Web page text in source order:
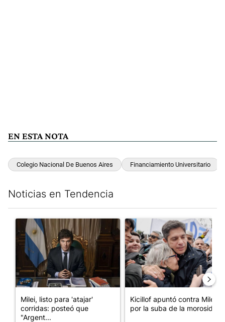
EN ESTA NOTA
Colegio Nacional De Buenos Aires Financiamiento Universitario
Noticias en Tendencia
Un artículo de tendencia con el título "Milei, listo para 'atajar'
Milei, listo para 'atajar'
corridas: posteó que
"Argent...
Un artículo de tendencia con
Kicillof apuntó contra Milei
por la suba de la morosida...